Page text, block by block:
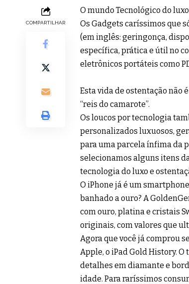
COMPARTILHAR
O mundo Tecnológico do
Os Gadgets caríssimos que
(em inglês: geringonça,
específica, prática e útil no
eletrônicos portáteis como
Esta vida de ostentação não
“reis do camarote”.
Os loucos por tecnologia
personalizados luxuosos,
para uma parcela ínfima da
selecionamos alguns itens
tecnologia do luxo e
O iPhone já é um
banhado a ouro? A
com ouro, platina e cristais
originais, com valores que
Agora que você já comprou
Apple, o iPad Gold History.
detalhes em diamante e
idade. Para raríssimos